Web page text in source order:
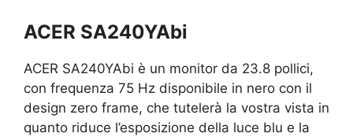
ACER SA240YAbi
ACER SA240YAbi è un monitor da 23.8 pollici,
con frequenza 75 Hz disponibile in nero con il
design zero frame, che tutelerà la vostra vista in
quanto riduce l’esposizione della luce blu e la